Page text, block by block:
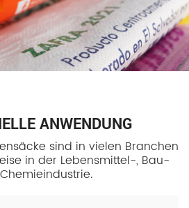
ANWENDUNG
sind in vielen Branchen
in der Lebensmittel-, Bau-